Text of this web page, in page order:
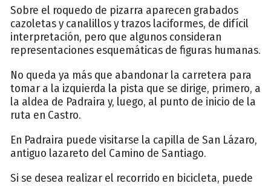
Sobre el roquedo de pizarra aparecen grabados
cazoletas y canalillos y trazos laciformes, de difícil
interpretación, pero que algunos consideran
representaciones esquemáticas de figuras humanas.
No queda ya más que abandonar la carretera para
tomar a la izquierda la pista que se dirige, primero, a
la aldea de Padraira y, luego, al punto de inicio de la
ruta en Castro.
En Padraira puede visitarse la capilla de San Lázaro,
antiguo lazareto del Camino de Santiago.
Si se desea realizar el recorrido en bicicleta, puede